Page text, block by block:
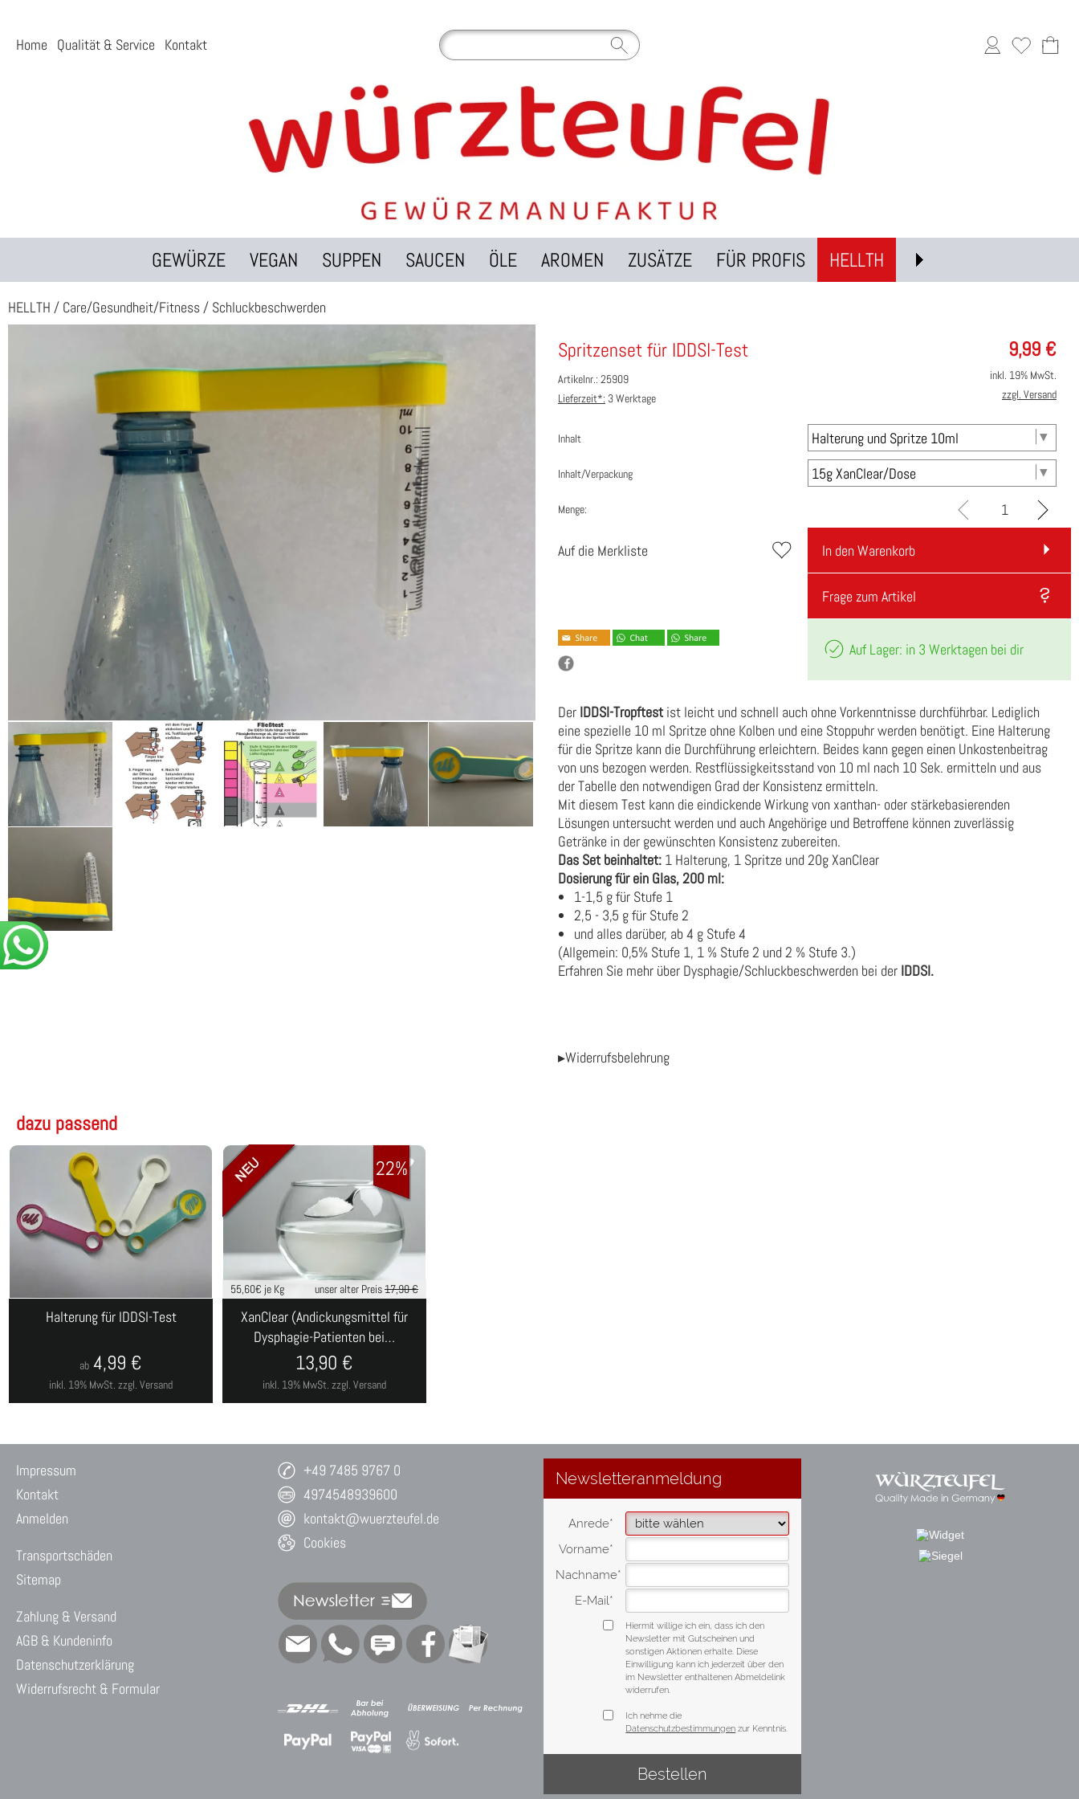
Home Qualität & Service Kontakt
GEWÜRZE VEGAN SUPPEN SAUCEN ÖLE AROMEN ZUSÄTZE FÜR PROFIS HELLTH
HELLTH / Care/Gesundheit/Fitness / Schluckbeschwerden
9,99 €
Spritzenset für IDDSI-Test
Artikelnr.: 25909
Lieferzeit*: 3 Werktage
inkl. 19% MwSt.
zzgl. Versand
Inhalt
Inhalt/Verpackung
Menge:
Auf die Merkliste In den Warenkorb
Frage zum Artikel
Auf Lager: in 3 Werktagen bei dir
Der IDDSI-Tropftest ist leicht und schnell auch ohne Vorkenntnisse durchführbar. Lediglich
eine spezielle 10 ml Spritze ohne Kolben und eine Stoppuhr werden benötigt. Eine Halterung
für die Spritze kann die Durchführung erleichtern. Beides kann gegen einen Unkostenbeitrag
von uns bezogen werden. Restflüssigkeitsstand von 10 ml nach 10 Sek. ermitteln und aus
der Tabelle den notwendigen Grad der Konsistenz ermitteln.
Mit diesem Test kann die eindickende Wirkung von xanthan- oder stärkebasierenden
Lösungen untersucht werden und auch Angehörige und Betroffene können zuverlässig
Getränke in der gewünschten Konsistenz zubereiten.
Das Set beinhaltet: 1 Halterung, 1 Spritze und 20g XanClear
Dosierung für ein Glas, 200 ml:
1-1,5 g für Stufe 1
2,5 - 3,5 g für Stufe 2
und alles darüber, ab 4 g Stufe 4
(Allgemein: 0,5% Stufe 1, 1 % Stufe 2 und 2 % Stufe 3.)
Erfahren Sie mehr über Dysphagie/Schluckbeschwerden bei der IDDSI.
▸Widerrufsbelehrung
dazu passend
Halterung für IDDSI-Test
inkl. 19% MwSt. zzgl. Versand
ab 4,99 €
55,60€ je Kg unser alter Preis17,90 €
XanClear (Andickungsmittel für
Dysphagie-Patienten bei…
inkl. 19% MwSt. zzgl. Versand
13,90 €
22%
Impressum
Kontakt
Anmelden
Transportschäden
Sitemap
Zahlung & Versand
AGB & Kundeninfo
Datenschutzerklärung
Widerrufsrecht & Formular
+49 7485 9767 0
4974548939600
kontakt@wuerzteufel.de
Cookies